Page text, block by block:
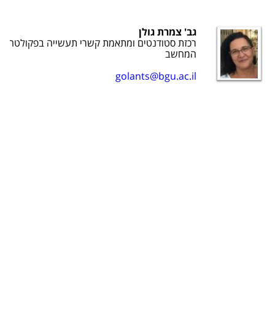
​גב' צמרת גולן
רכזת סטודנטים ומתאמת קשרי תעשייה בפקולטה
המחשב​
golants@bgu.ac.il​